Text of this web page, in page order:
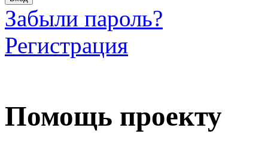
Забыли пароль?
Регистрация
Помощь проекту